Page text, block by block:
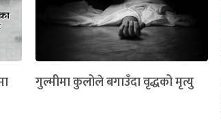
गुल्मीमा कुलोले बगाउँदा वृद्धको मृत्यु